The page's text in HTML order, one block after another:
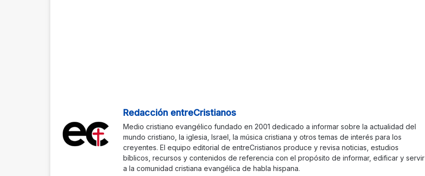
Redacción entreCristianos
Medio cristiano evangélico fundado en 2001 dedicado a informar sobre la actualidad del
mundo cristiano, la iglesia, Israel, la música cristiana y otros temas de interés para los
creyentes. El equipo editorial de entreCristianos produce y revisa noticias, estudios
bíblicos, recursos y contenidos de referencia con el propósito de informar, edificar y servir
a la comunidad cristiana evangélica de habla hispana.